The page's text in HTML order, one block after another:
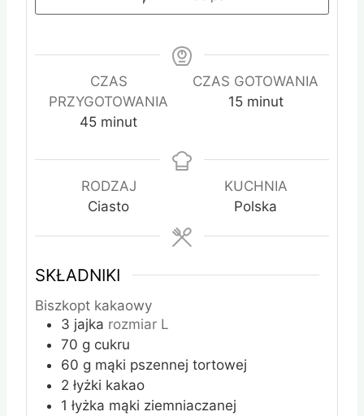
CZAS
PRZYGOTOWANIA
45m
n
u
t
minut
CZAS GOTOWANIA
15m
u
t
y
minut
RODZAJ
Ciasto
KUCHNIA
Polska
SKŁADNIKI
Biszkopt kakaowy
3 jajka rozmiar L
70 g cukru
60 g mąki pszennej tortowej
2 łyżki kakao
1 łyżka mąki ziemniaczanej